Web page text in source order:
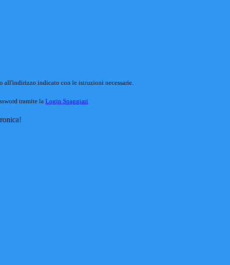
all'indirizzo indicato con le istruzioni necessarie.
tramite la Login Spaggiari